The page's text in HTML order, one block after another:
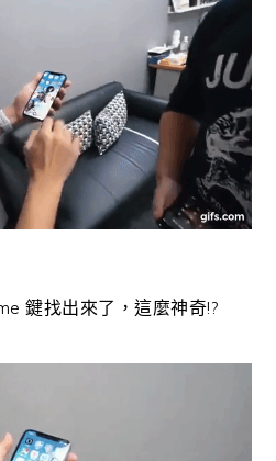
鍵找出來了，這麼神奇!?